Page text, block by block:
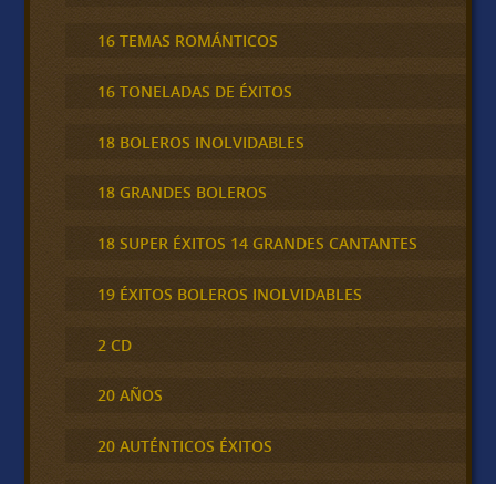
16 TEMAS ROMÁNTICOS
16 TONELADAS DE ÉXITOS
18 BOLEROS INOLVIDABLES
18 GRANDES BOLEROS
18 SUPER ÉXITOS 14 GRANDES CANTANTES
19 ÉXITOS BOLEROS INOLVIDABLES
2 CD
20 AÑOS
20 AUTÉNTICOS ÉXITOS